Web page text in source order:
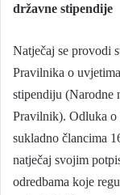
državne stipendije
Natječaj se provodi
Pravilnika o
stipendiju (Narodne
Pravilnik). Odluka o
sukladno člancima
natječaj svojim
odredbama koje